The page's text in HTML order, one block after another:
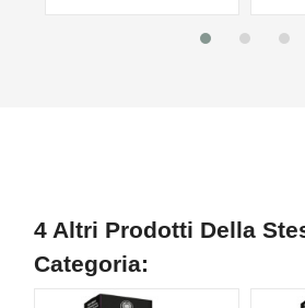
4 Altri Prodotti Della
Categoria: